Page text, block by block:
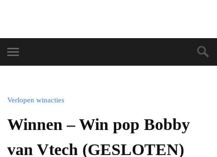
Verlopen winacties
Winnen – Win pop Bobby
van Vtech (GESLOTEN)